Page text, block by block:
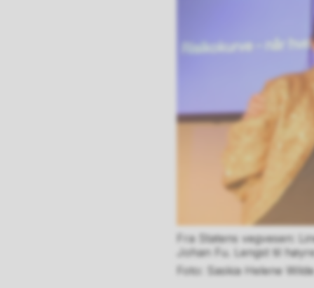
Fra Statens vegvesen:
Johan Fu. Lengst til
Saskia Helene